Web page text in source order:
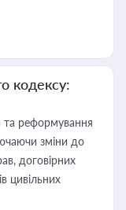
кодексу:
реформування
зміни до
договірних
цивільних